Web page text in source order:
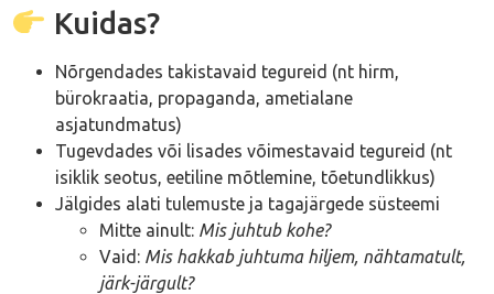
Kuidas?
Nõrgendades takistavaid tegureid (nt hirm,
bürokraatia, propaganda, ametialane
asjatundmatus)
Tugevdades või lisades võimestavaid tegureid (nt
isiklik seotus, eetiline mõtlemine, tõetundlikkus)
Jälgides alati tulemuste ja tagajärgede süsteemi
Mitte ainult: Mis juhtub kohe?
Vaid: Mis hakkab juhtuma hiljem, nähtamatult,
järk-järgult?